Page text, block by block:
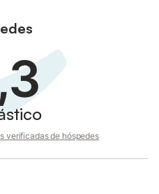
verificadas de hóspedes